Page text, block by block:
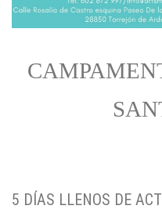
5 DÍAS LLENOS DE